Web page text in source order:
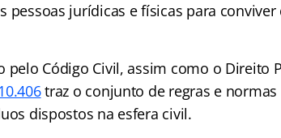
pessoas jurídicas e físicas para conviver
pelo Código Civil, assim como o Direito
traz o conjunto de regras e
dispostos na esfera civil.